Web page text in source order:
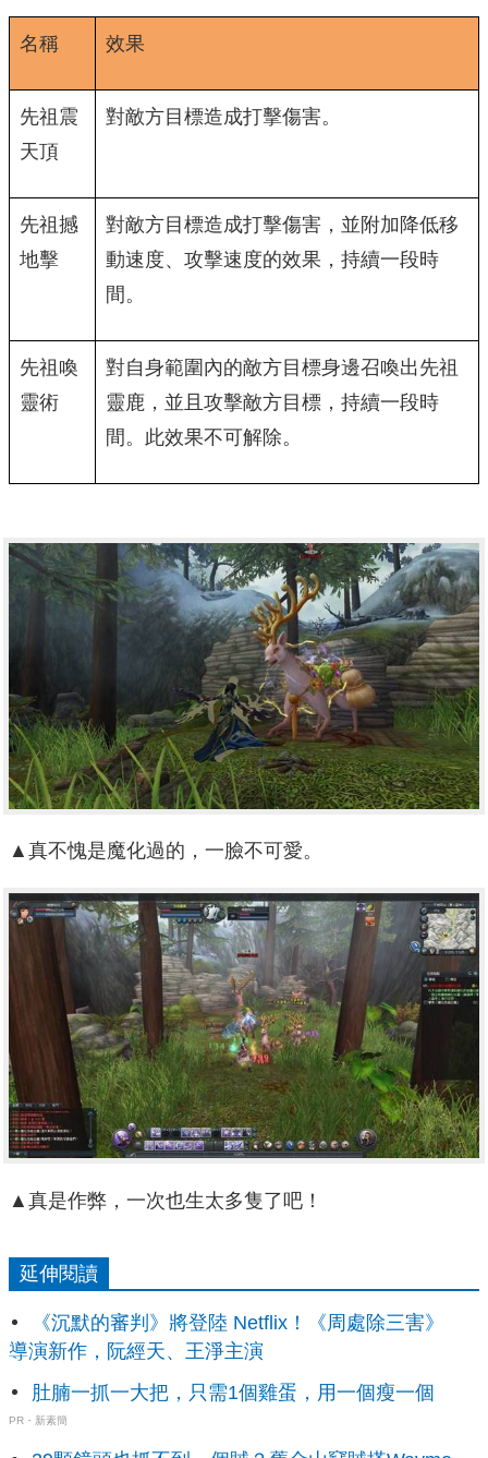
名稱 效果
先祖震
天頂
對敵方目標造成打擊傷害。
先祖撼
地擊
對敵方目標造成打擊傷害，並附加降低移
動速度、攻擊速度的效果，持續一段時
間。
先祖喚
靈術
對自身範圍內的敵方目標身邊召喚出先祖
靈鹿，並且攻擊敵方目標，持續一段時
間。此效果不可解除。
▲真不愧是魔化過的，一臉不可愛。
▲真是作弊，一次也生太多隻了吧！
延伸閱讀
《沉默的審判》將登陸 Netflix！《周處除三害》
導演新作，阮經天、王淨主演
肚腩一抓一大把，只需1個雞蛋，用一個瘦一個
PR・新素簡